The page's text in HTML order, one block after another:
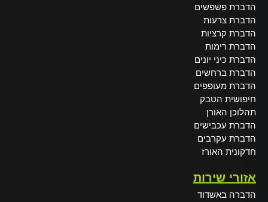
הדברת פשפשים
הדברת צרעות
הדברת קרציות
הדברת רימות
הדברת כיני יונים
הדברת ברחשים
הדברת מעופפים
חיפושית הטבק
תהלוכן האורן
הדברת עכבישים
הדברת עקרבים
חדקונית האורז
אזורי שירות
הדברה באשדוד